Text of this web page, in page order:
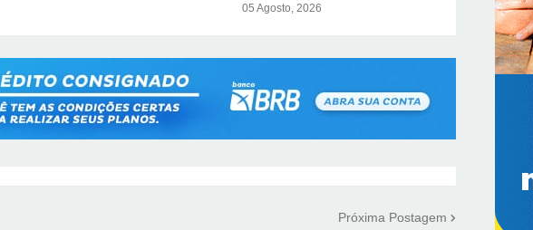
05 Agosto, 2026
Próxima Postagem